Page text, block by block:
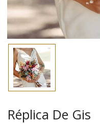
Réplica De Gis